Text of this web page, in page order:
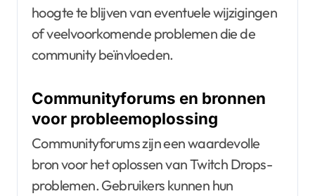
hoogte te blijven van eventuele wijzigingen
of veelvoorkomende problemen die de
community beïnvloeden.
Communityforums en bronnen
voor probleemoplossing
Communityforums zijn een waardevolle
bron voor het oplossen van Twitch Drops-
problemen. Gebruikers kunnen hun